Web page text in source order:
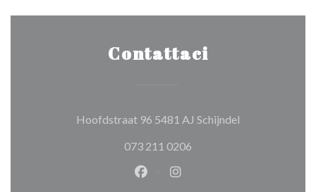
Contattaci
Hoofdstraat 96 5481 AJ Schijndel
073 211 0206
Facebook ((apre una nuova
Instagram ((apre una